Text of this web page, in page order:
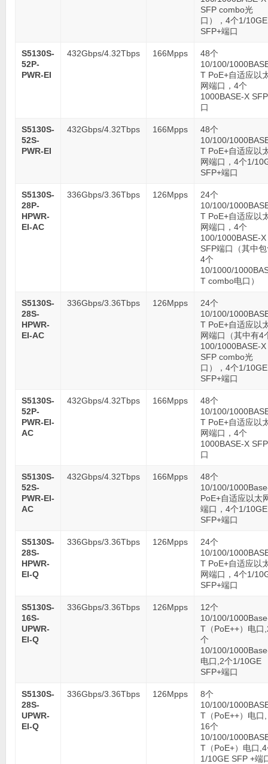
SFP combo光
口），4个1/10GE
SFP+端口
S5130S-
52P-
PWR-EI
432Gbps/4.32Tbps 166Mpps
48个
10/100/
T PoE+自适应以
网端口，4个
1000BASE-X
口
S5130S-
52S-
PWR-EI
432Gbps/4.32Tbps 166Mpps
48个
10/100/
T PoE+自适应以
网端口，4个1/
SFP+端口
S5130S-
28P-
HPWR-
EI-AC
336Gbps/3.36Tbps 126Mpps
24个
10/100/
T PoE+自适应以
网端口，4个
100/1000BASE-X
SFP端口（其中
4个
10/1000/
T combo电口）
S5130S-
28S-
HPWR-
EI-AC
336Gbps/3.36Tbps 126Mpps
24个
10/100/
T PoE+自适应以
网端口（其中有4
100/1000BASE-X
SFP combo光
口），4个1/10GE
SFP+端口
S5130S-
52P-
PWR-EI-
AC
432Gbps/4.32Tbps 166Mpps
48个
10/100/
T PoE+自适应以
网端口，4个
1000BASE-X
口
S5130S-
52S-
PWR-EI-
AC
432Gbps/4.32Tbps 166Mpps
48个
10/100/
PoE+自适应以太
端口，4个1/10GE
SFP+端口
S5130S-
28S-
HPWR-
EI-Q
336Gbps/3.36Tbps 126Mpps
24个
10/100/
T PoE+自适应以
网端口，4个1/
SFP+端口
S5130S-
16S-
UPWR-
EI-Q
336Gbps/3.36Tbps 126Mpps
12个
10/100/
T（PoE++）电口
个
10/100/
电口,2个1/10GE
SFP+端口
S5130S-
28S-
UPWR-
EI-Q
336Gbps/3.36Tbps 126Mpps
8个
10/100/
T（PoE++）电口,
16个
10/100/
T（PoE+）电口
1/10GE SFP +端